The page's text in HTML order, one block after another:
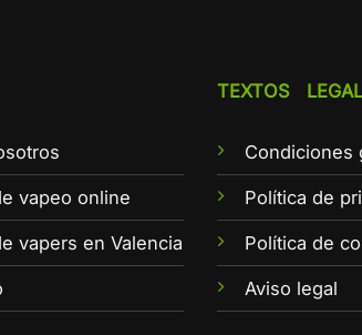
vapeo online
vapers en Valencia
TEXTOS
Condiciones
Política de
Política de
Aviso legal